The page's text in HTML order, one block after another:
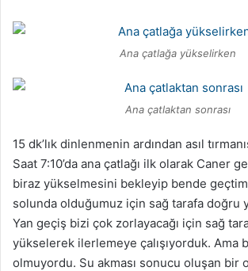
Ana çatlağa yükselirken
Ana çatlaktan sonrası
15 dk’lık dinlenmenin ardından asıl
Saat 7:10’da ana çatlağı ilk olarak Caner
biraz yükselmesini bekleyip bende
solunda olduğumuz için sağ tarafa doğru
Yan geçiş bizi çok zorlayacağı için sağ
yükselerek ilerlemeye çalışıyorduk. Ama
olmuyordu. Su akması sonucu oluşan bir